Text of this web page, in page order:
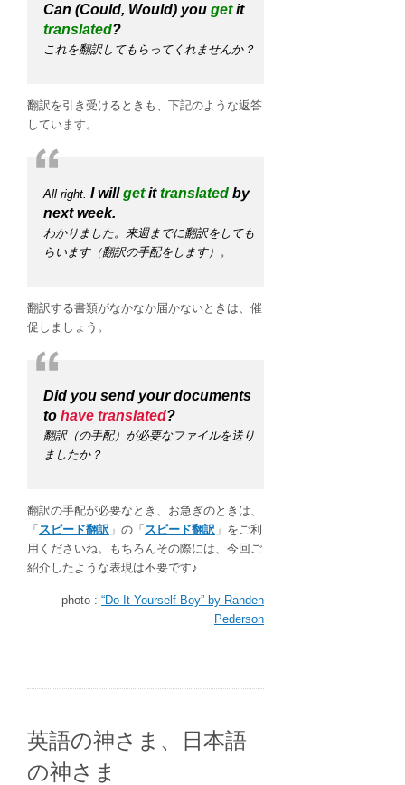
Can (Could, Would) you getit
translated?
これを翻訳してもらってくれませんか？
翻訳を引き受けるときも、下記のような返答
しています。
All right. I willgetittranslated by
next week.
わかりました。来週までに翻訳をしても
らいます（翻訳の手配をします）。
翻訳する書類がなかなか届かないときは、催
促しましょう。
Did you send your documents
to have translated?
翻訳（の手配）が必要なファイルを送り
ましたか？
翻訳の手配が必要なとき、お急ぎのときは、
「 スピード翻訳 」の「 スピード翻訳 」をご利
用くださいね。もちろんその際には、今回ご
紹介したような表現は不要です♪
photo : “Do It Yourself Boy” by Randen
Pederson
英語の神さま、日本語
の神さま